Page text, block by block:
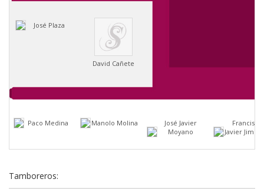
José Plaza
David Cañete
Paco Medina Manolo Molina
José Javier
Moyano
Francisco
Javier
Tamboreros: